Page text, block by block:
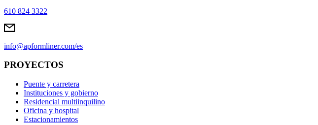
610 824 3322
info@apformliner.com/es
PROYECTOS
Puente y carretera
Instituciones y gobierno
Residencial multiinquilino
Oficina y hospital
Estacionamientos